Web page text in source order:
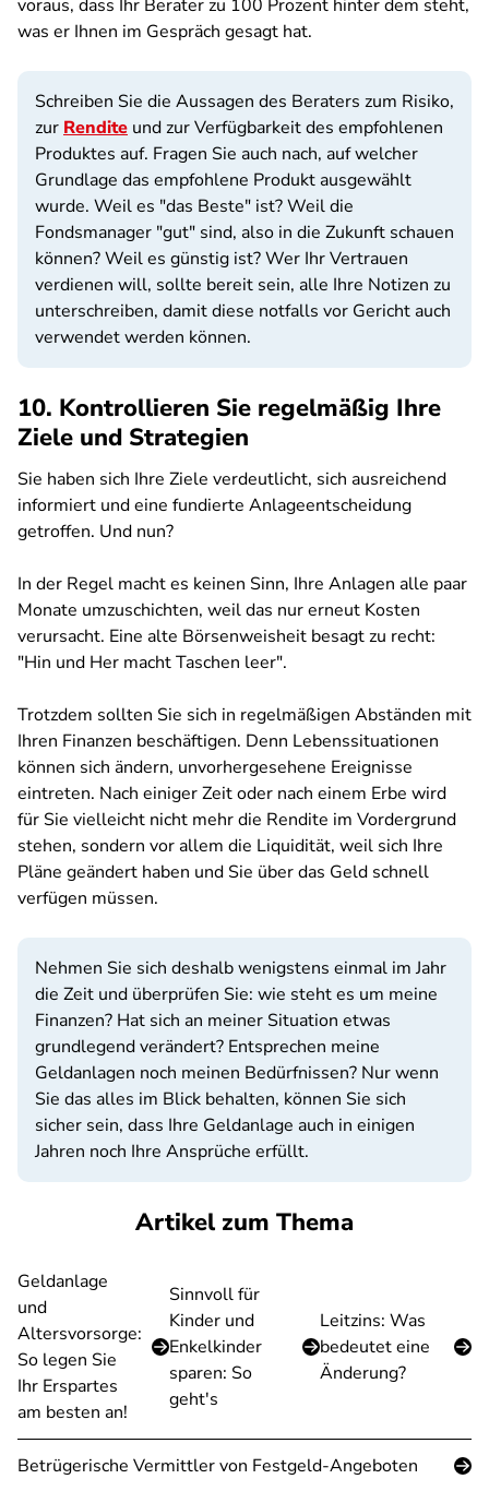
voraus, dass Ihr Berater zu 100 Prozent hinter dem steht,
was er Ihnen im Gespräch gesagt hat.
Schreiben Sie die Aussagen des Beraters zum Risiko,
zur Rendite und zur Verfügbarkeit des empfohlenen
Produktes auf. Fragen Sie auch nach, auf welcher
Grundlage das empfohlene Produkt ausgewählt
wurde. Weil es "das Beste" ist? Weil die
Fondsmanager "gut" sind, also in die Zukunft schauen
können? Weil es günstig ist? Wer Ihr Vertrauen
verdienen will, sollte bereit sein, alle Ihre Notizen zu
unterschreiben, damit diese notfalls vor Gericht auch
verwendet werden können.
10. Kontrollieren Sie regelmäßig Ihre
Ziele und Strategien
Sie haben sich Ihre Ziele verdeutlicht, sich ausreichend
informiert und eine fundierte Anlageentscheidung
getroffen. Und nun?
In der Regel macht es keinen Sinn, Ihre Anlagen alle paar
Monate umzuschichten, weil das nur erneut Kosten
verursacht. Eine alte Börsenweisheit besagt zu recht:
"Hin und Her macht Taschen leer".
Trotzdem sollten Sie sich in regelmäßigen Abständen mit
Ihren Finanzen beschäftigen. Denn Lebenssituationen
können sich ändern, unvorhergesehene Ereignisse
eintreten. Nach einiger Zeit oder nach einem Erbe wird
für Sie vielleicht nicht mehr die Rendite im Vordergrund
stehen, sondern vor allem die Liquidität, weil sich Ihre
Pläne geändert haben und Sie über das Geld schnell
verfügen müssen.
Nehmen Sie sich deshalb wenigstens einmal im Jahr
die Zeit und überprüfen Sie: wie steht es um meine
Finanzen? Hat sich an meiner Situation etwas
grundlegend verändert? Entsprechen meine
Geldanlagen noch meinen Bedürfnissen? Nur wenn
Sie das alles im Blick behalten, können Sie sich
sicher sein, dass Ihre Geldanlage auch in einigen
Jahren noch Ihre Ansprüche erfüllt.
Artikel zum Thema
Geldanlage
und
Altersvorsorge:
So legen Sie
Ihr Erspartes
am besten an!
Sinnvoll für
Kinder und
Enkelkinder
sparen: So
geht's
Leitzins: Was
bedeutet eine
Änderung?
Betrügerische Vermittler von Festgeld-Angeboten